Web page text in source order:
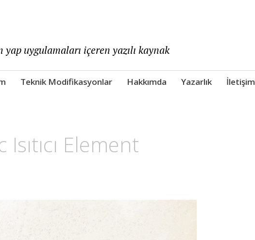
uygulamaları içeren yazılı kaynak
Teknik Modifikasyonlar Hakkımda Yazarlık İletişim
Element